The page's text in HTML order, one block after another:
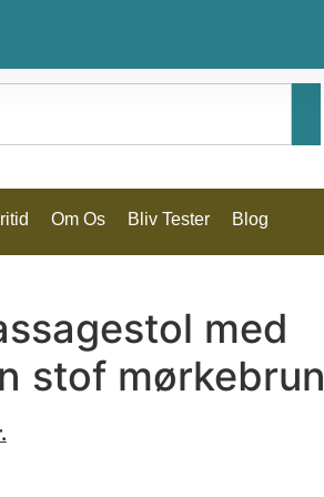
Om Os Bliv Tester Blog
med
stof mørkebrun